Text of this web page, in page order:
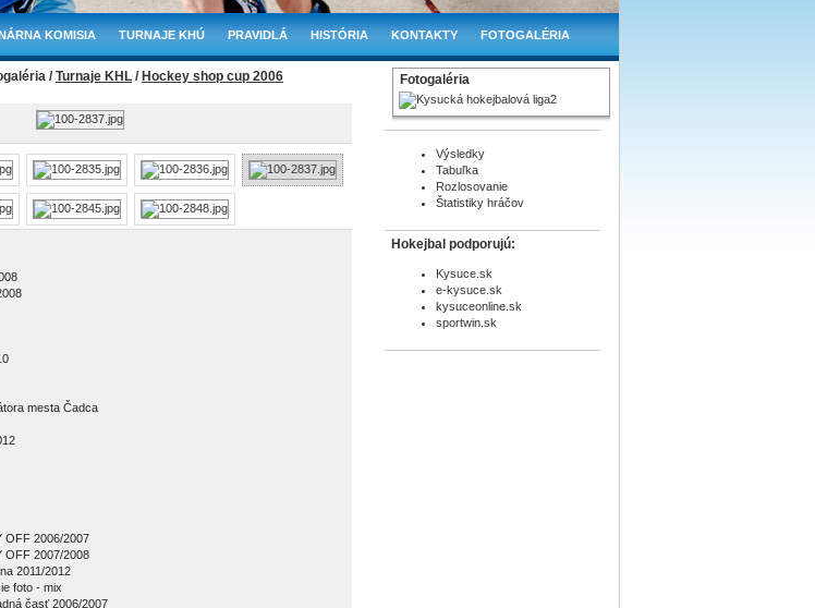
KOMISIA TURNAJE KHÚ PRAVIDLÁ HISTÓRIA KONTAKTY FOTOGALÉRIA
/Turnaje KHL / Hockey shop cup 2006
mesta Čadca
OFF 2006/2007
OFF 2007/2008
2011/2012
foto - mix
časť 2006/2007
Fotogaléria
Výsledky
Tabuľka
Rozlosovanie
Štatistiky hráčov
Hokejbal podporujú:
Kysuce.sk
e-kysuce.sk
kysuceonline.sk
sportwin.sk